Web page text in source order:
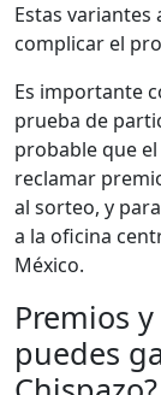
Estas
complicar el
Es importante
prueba de
probable que
reclamar
al sorteo, y
a la oficina
México.
Premios
puedes